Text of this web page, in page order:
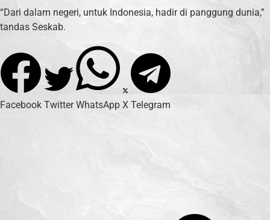
“Dari dalam negeri, untuk Indonesia, hadir di panggung dunia,”
tandas Seskab.
Facebook Twitter WhatsApp X Telegram